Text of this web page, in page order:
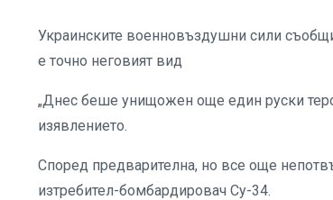
Украинските военновъздушни сили
е точно неговият вид
„Днес беше унищожен още един руски
изявлението.
Според предварителна, но все още
изтребител-бомбардировач Су-34.